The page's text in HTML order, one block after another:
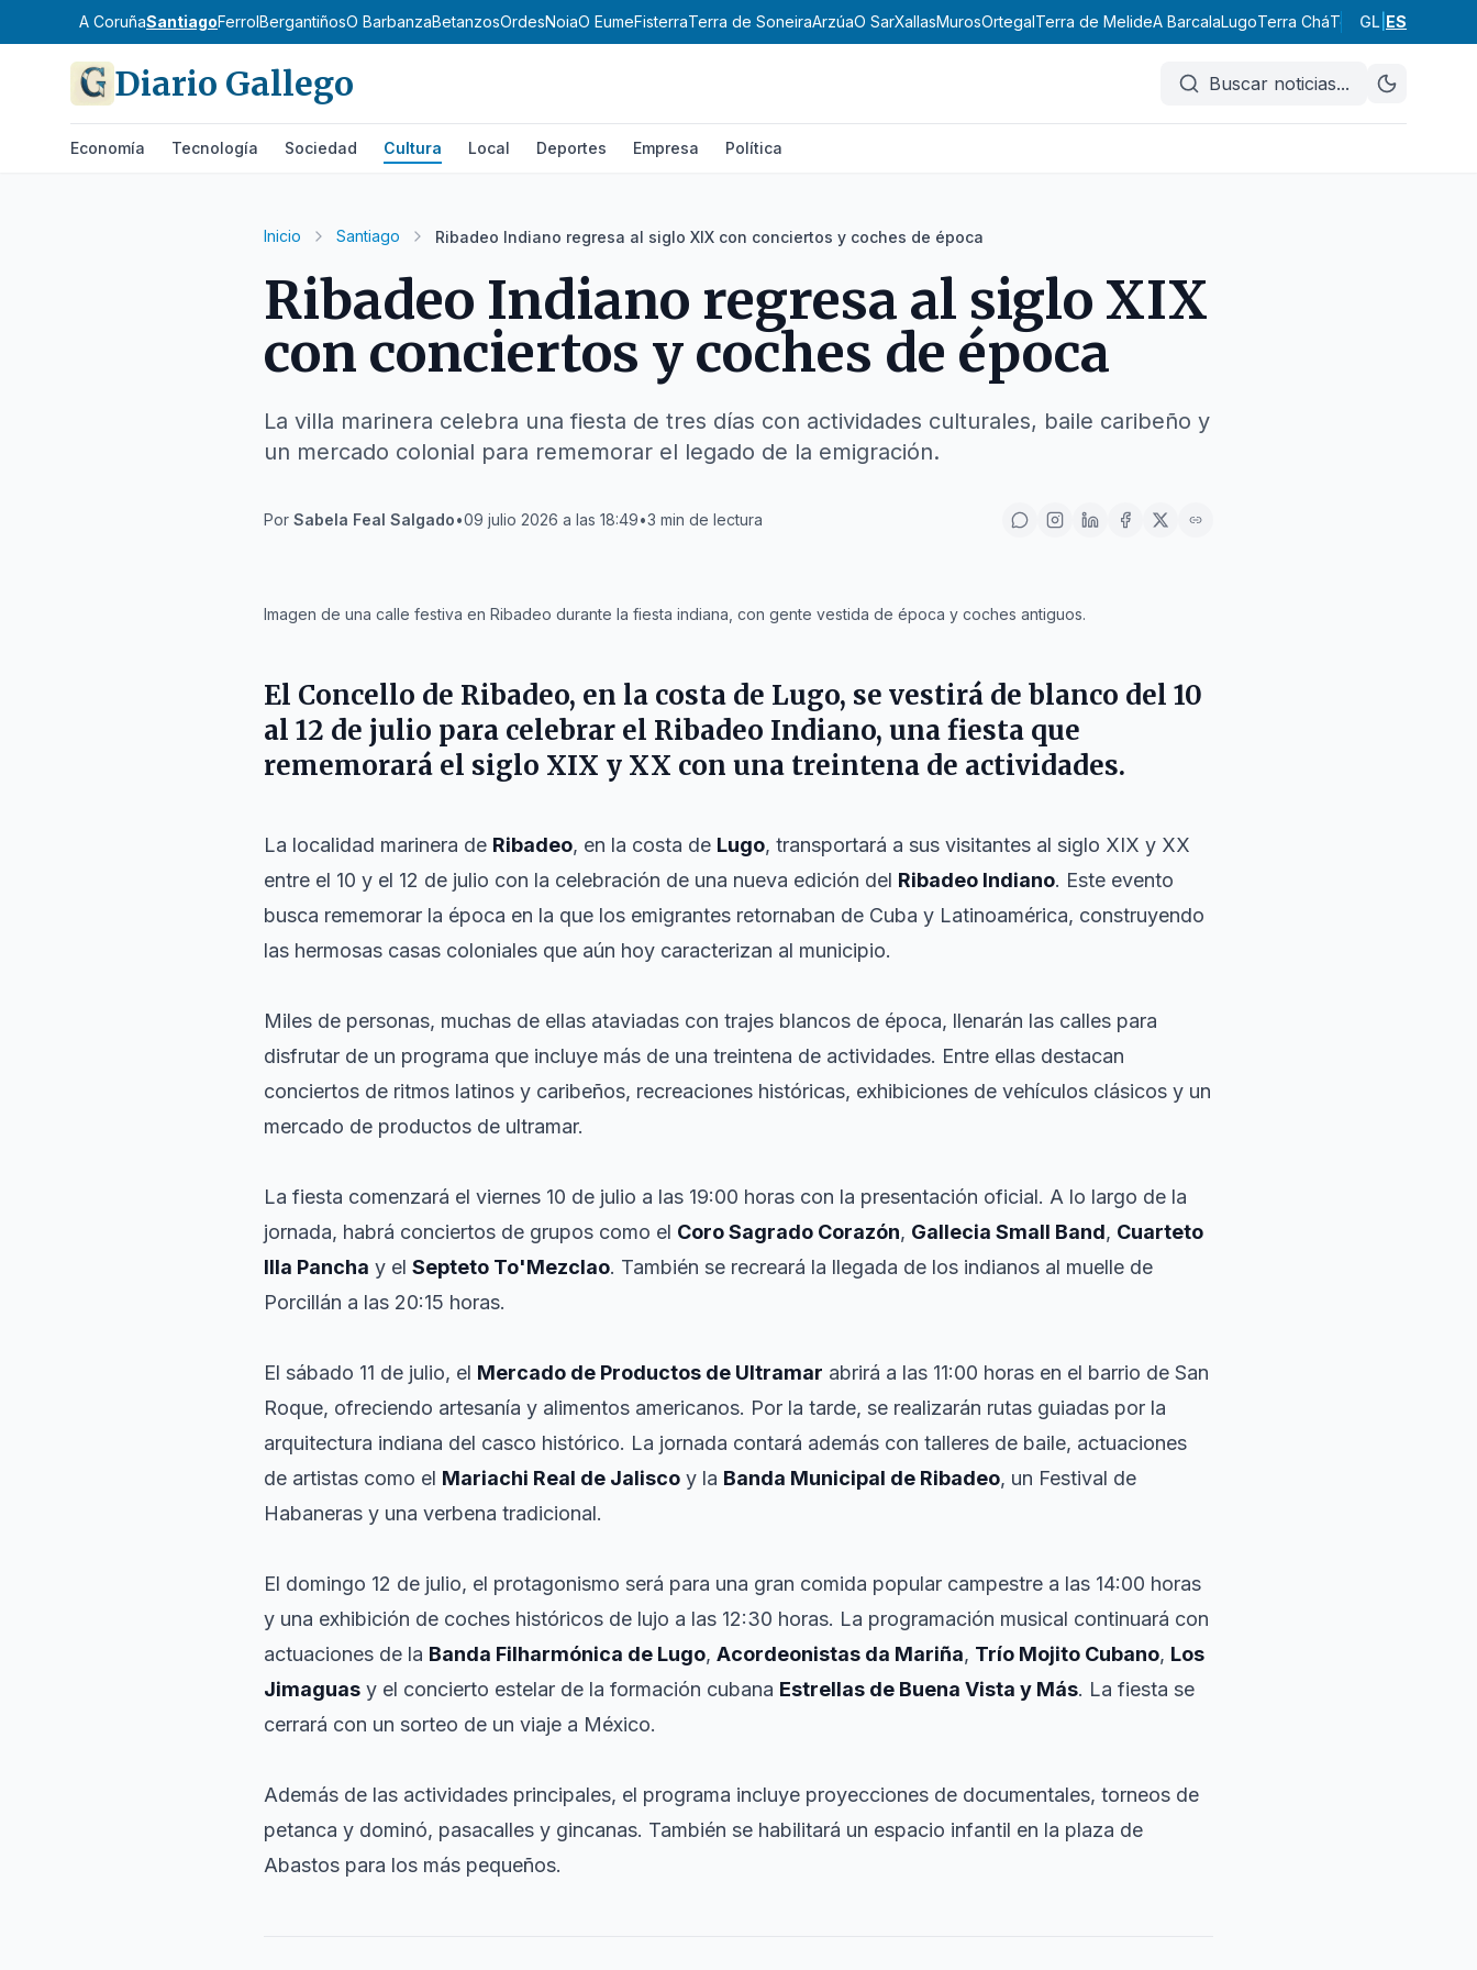
A CoruñaSantiagoFerrolBergantiñosO BarbanzaBetanzosOrdesNoiaO EumeFisterraTerra de SoneiraArzúaO SarXallasMurosOrtegalTerra de MelideA BarcalaLugoTerra CháTerra de Lemos
GL ES
Diario Gallego Buscar noticias...
Economía Tecnología Sociedad Cultura Local Deportes Empresa Política
Inicio Santiago Ribadeo Indiano regresa al siglo XIX con conciertos y coches de época
Ribadeo Indiano regresa al siglo XIX
con conciertos y coches de época
La villa marinera celebra una fiesta de tres días con actividades culturales, baile caribeño y
un mercado colonial para rememorar el legado de la emigración.
Por Sabela Feal Salgado•09 julio 2026 a las 18:49•3 min de lectura
Imagen de una calle festiva en Ribadeo durante la fiesta indiana, con gente vestida de época y coches antiguos.
El Concello de Ribadeo, en la costa de Lugo, se vestirá de blanco del 10
al 12 de julio para celebrar el Ribadeo Indiano, una fiesta que
rememorará el siglo XIX y XX con una treintena de actividades.
La localidad marinera de Ribadeo, en la costa de Lugo, transportará a sus visitantes al siglo XIX y XX
entre el 10 y el 12 de julio con la celebración de una nueva edición del Ribadeo Indiano. Este evento
busca rememorar la época en la que los emigrantes retornaban de Cuba y Latinoamérica, construyendo
las hermosas casas coloniales que aún hoy caracterizan al municipio.
Miles de personas, muchas de ellas ataviadas con trajes blancos de época, llenarán las calles para
disfrutar de un programa que incluye más de una treintena de actividades. Entre ellas destacan
conciertos de ritmos latinos y caribeños, recreaciones históricas, exhibiciones de vehículos clásicos y un
mercado de productos de ultramar.
La fiesta comenzará el viernes 10 de julio a las 19:00 horas con la presentación oficial. A lo largo de la
jornada, habrá conciertos de grupos como el Coro Sagrado Corazón, Gallecia Small Band, Cuarteto
Illa Pancha y el Septeto To'Mezclao. También se recreará la llegada de los indianos al muelle de
Porcillán a las 20:15 horas.
El sábado 11 de julio, el Mercado de Productos de Ultramar abrirá a las 11:00 horas en el barrio de San
Roque, ofreciendo artesanía y alimentos americanos. Por la tarde, se realizarán rutas guiadas por la
arquitectura indiana del casco histórico. La jornada contará además con talleres de baile, actuaciones
de artistas como el Mariachi Real de Jalisco y la Banda Municipal de Ribadeo, un Festival de
Habaneras y una verbena tradicional.
El domingo 12 de julio, el protagonismo será para una gran comida popular campestre a las 14:00 horas
y una exhibición de coches históricos de lujo a las 12:30 horas. La programación musical continuará con
actuaciones de la Banda Filharmónica de Lugo, Acordeonistas da Mariña, Trío Mojito Cubano, Los
Jimaguas y el concierto estelar de la formación cubana Estrellas de Buena Vista y Más. La fiesta se
cerrará con un sorteo de un viaje a México.
Además de las actividades principales, el programa incluye proyecciones de documentales, torneos de
petanca y dominó, pasacalles y gincanas. También se habilitará un espacio infantil en la plaza de
Abastos para los más pequeños.